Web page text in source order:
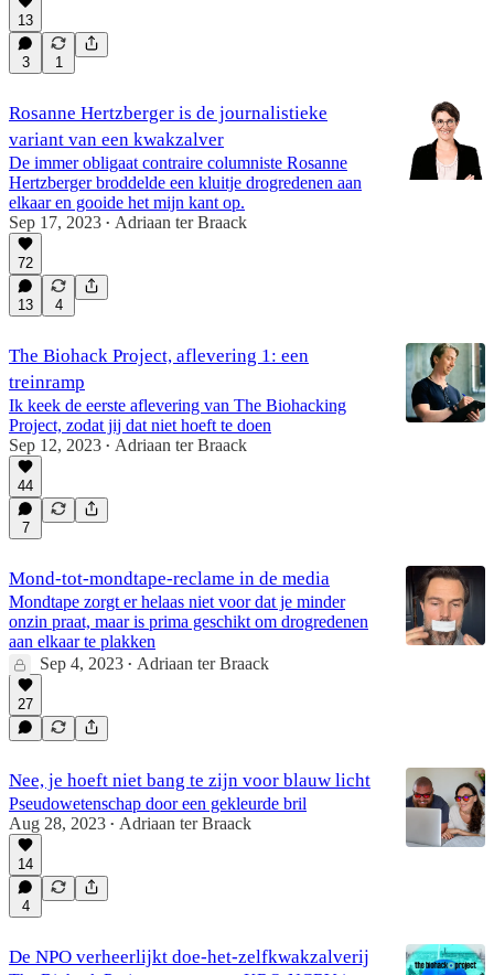
13
3 1
Rosanne Hertzberger is de journalistieke
variant van een kwakzalver
De immer obligaat contraire columniste Rosanne
Hertzberger broddelde een kluitje drogredenen aan
elkaar en gooide het mijn kant op.
Sep 17, 2023 • Adriaan ter Braack
72
13 4
The Biohack Project, aflevering 1: een
treinramp
Ik keek de eerste aflevering van The Biohacking
Project, zodat jij dat niet hoeft te doen
Sep 12, 2023 • Adriaan ter Braack
44
7
Mond-tot-mondtape-reclame in de media
Mondtape zorgt er helaas niet voor dat je minder
onzin praat, maar is prima geschikt om drogredenen
aan elkaar te plakken
Sep 4, 2023 • Adriaan ter Braack
27
Nee, je hoeft niet bang te zijn voor blauw licht
Pseudowetenschap door een gekleurde bril
Aug 28, 2023 • Adriaan ter Braack
14
4
De NPO verheerlijkt doe-het-zelfkwakzalverij